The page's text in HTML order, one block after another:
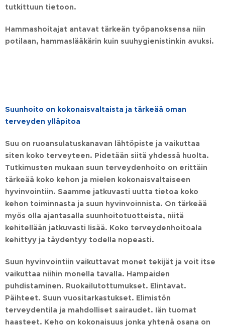
tutkittuun tietoon.
Hammashoitajat antavat tärkeän työpanoksensa niin
potilaan, hammaslääkärin kuin suuhygienistinkin avuksi.
Suunhoito on kokonaisvaltaista ja tärkeää oman
terveyden ylläpitoa
Suu on ruoansulatuskanavan lähtöpiste ja vaikuttaa
siten koko terveyteen. Pidetään siitä yhdessä huolta.
Tutkimusten mukaan suun terveydenhoito on erittäin
tärkeää koko kehon ja mielen kokonaisvaltaiseen
hyvinvointiin. Saamme jatkuvasti uutta tietoa koko
kehon toiminnasta ja suun hyvinvoinnista. On tärkeää
myös olla ajantasalla suunhoitotuotteista, niitä
kehitellään jatkuvasti lisää. Koko terveydenhoitoala
kehittyy ja täydentyy todella nopeasti.
Suun hyvinvointiin vaikuttavat monet tekijät ja voit itse
vaikuttaa niihin monella tavalla. Hampaiden
puhdistaminen. Ruokailutottumukset. Elintavat.
Päihteet. Suun vuositarkastukset. Elimistön
terveydentila ja mahdolliset sairaudet. Iän tuomat
haasteet. Keho on kokonaisuus jonka yhtenä osana on